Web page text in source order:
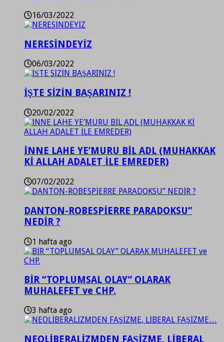
16/03/2022
NERESİNDEYİZ
06/03/2022
İŞTE SİZİN BAŞARINIZ !
20/02/2022
İNNE LAHE YE’MURU BİL ADL (MUHAKKAK
Kİ ALLAH ADALET İLE EMREDER)
07/02/2022
DANTON-ROBESPİERRE PARADOKSU”
NEDİR ?
1 hafta ago
BİR “TOPLUMSAL OLAY” OLARAK
MUHALEFET ve CHP.
3 hafta ago
NEOLİBERALİZMDEN FAŞİZME, LİBERAL